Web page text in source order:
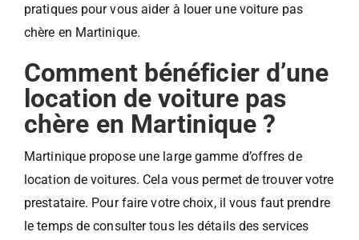
pratiques pour vous aider à louer une voiture pas
chère en Martinique.
Comment bénéficier d’une
location de voiture pas
chère en Martinique ?
Martinique propose une large gamme d’offres de
location de voitures. Cela vous permet de trouver votre
prestataire. Pour faire votre choix, il vous faut prendre
le temps de consulter tous les détails des services